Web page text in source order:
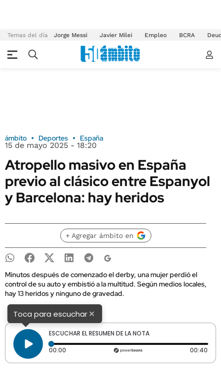
Temas del día Jorge Messi Javier Milei Empleo BCRA
ámbito Deportes España
15 de mayo 2025 - 18:20
Atropello masivo en España
previo al clásico entre Espanyol
y Barcelona: hay heridos
+ Agregar ámbito en
Minutos después de comenzado el derby, una mujer perdió el
control de su auto y embistió a la multitud. Según medios locales,
hay 13 heridos y ninguno de gravedad.
Toca para escuchar×
ESCUCHAR EL RESUMEN DE LA NOTA
00:00 Tiempo transcurrido: 0 segundos 00:40